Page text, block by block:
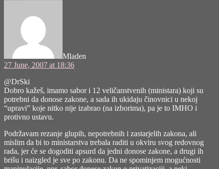
Mladen
27 June, 2007 at 18:36
@DrSki
Dobro kažeš, imamo sabor i 12 veličanstvenih (ministara) koji su
potrebni da donose zakone, a sada ih ukidaju činovnici u nekoj
“upravi” koje nitko nije izabrao (na izborima), pa je to IMHO i
protivno ustavu.
Podržavam rezanje glupih, nepotrebnih i zastarjelih zakona, ali
mislim da bi to ministarstva trebala raditi u okviru svog redovnog
rada, jer će se dogoditi apsurd da jedni donose zakone, a drugi ih
brišu i naizgled je sve po zakonu. Da ne spominjem mogućnosti